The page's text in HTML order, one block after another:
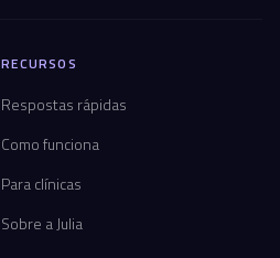
RECURSOS
Respostas rápidas
Como funciona
Para clínicas
Sobre a Julia